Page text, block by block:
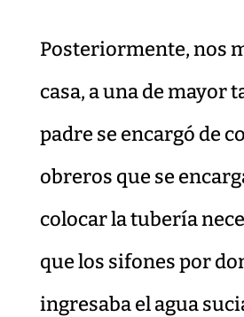
Posteriormente, nos
casa, a una de mayor
padre se encargó de
obreros que se
colocar la tubería
que los sifones por
ingresaba el agua